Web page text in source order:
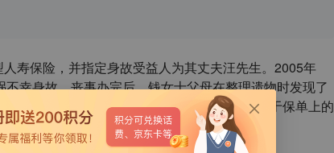
寿保险，并指定身故受益人为其丈夫汪先生。2005年
幸身故。丧事办完后，钱女士父母在整理遗物时发现了
此事后，也同时提出了领取保险金的申请。由于保单上的
夫，钱女士的父母表示难以接受这个事实。